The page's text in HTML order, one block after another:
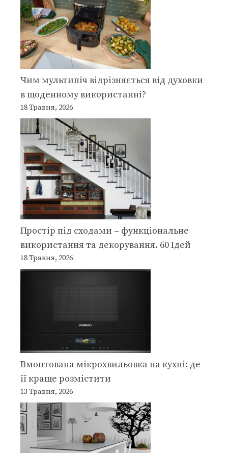
Чим мультипіч відрізняється від духовки
в щоденному використанні?
18 Травня, 2026
Простір під сходами – функціональне
використання та декорування. 60 Ідей
18 Травня, 2026
Вмонтована мікрохвильовка на кухні: де
її краще розмістити
13 Травня, 2026